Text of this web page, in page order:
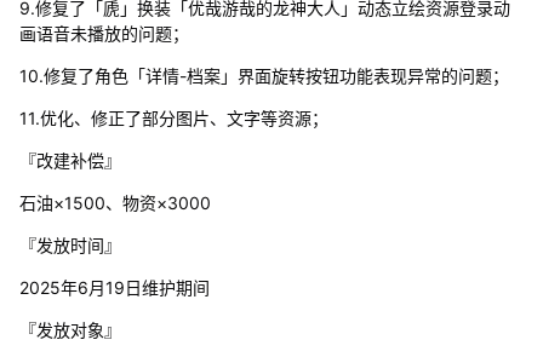
9.修复了「虒」换装「优哉游哉的龙神大人」动态立绘资源登录动
画语音未播放的问题；
10.修复了角色「详情-档案」界面旋转按钮功能表现异常的问题；
11.优化、修正了部分图片、文字等资源；
『改建补偿』
石油×1500、物资×3000
『发放时间』
2025年6月19日维护期间
『发放对象』